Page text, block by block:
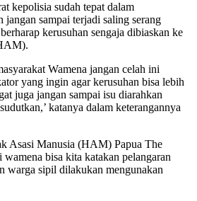
kepolisia sudah tepat dalam
jangan sampai terjadi saling serang
kerusuhan sengaja dibiaskan ke
Wamena jangan celah ini
yang ingin agar kerusuhan bisa lebih
juga jangan sampai isu diarahkan
katanya dalam keterangannya
Asasi Manusia (HAM) Papua The
bisa kita katakan pelangaran
warga sipil dilakukan mengunakan